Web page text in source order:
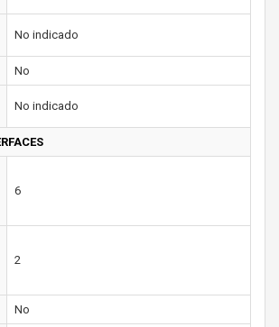
No indicado
No
No indicado
6
2
No